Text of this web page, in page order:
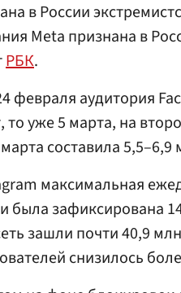
в России
Meta признана в
РБК.
февраля аудитория
то уже 5 марта, на
составила
максимальная
была зафиксирована
зашли почти 40,9
снизилось